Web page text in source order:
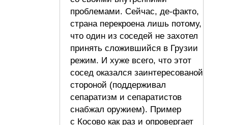
проблемами. Сейчас, де-факто,
страна перекроена лишь потому,
что один из соседей не захотел
принять сложившийся в Грузии
режим. И хуже всего, что этот
сосед оказался заинтересованой
стороной (поддерживал
сепаратизм и сепаратистов
снабжал оружием). Пример
с Косово как раз и опровергает